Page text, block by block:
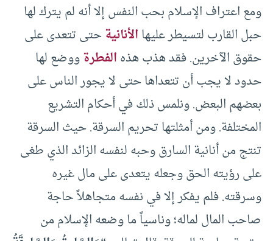
ومع اعتراف الإسلام بحب النفس إلا أنه لم يترك لها
حبل القارب لتسيطر عليهاالأنانيةحتى تتعدى على
حقوق الآخرين. فقد هذب هذهالفطرةووضع لها
حدود لا يجب أن تتعداها حتى لا يجور الناس على
بعضهم البعض. ونلمس ذلك في أحكام التشريع
المختلفة. ومن أمثلتها تحريم السرقة. حيث السرقة
تنتج من أنانية السارق وحبه لنفسه الزائد الذي طغى
على رؤيته الحق وجعله يتعدى على مال غيره
وسرقته. فلم يفكر إلا في نفسه متجاهلاً حاجة
صاحب المال لماله؛ وناسياً ما وضعه الإسلام من